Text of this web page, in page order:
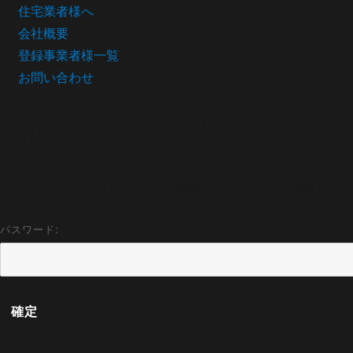
住宅業者様へ
会社概要
登録事業者様一覧
お問い合わせ
パスワード: